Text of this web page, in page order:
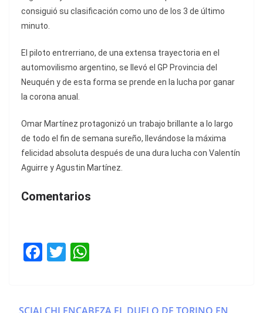
consiguió su clasificación como uno de los 3 de último
minuto.
El piloto entrerriano, de una extensa trayectoria en el
automovilismo argentino, se llevó el GP Provincia del
Neuquén y de esta forma se prende en la lucha por ganar
la corona anual.
Omar Martínez protagonizó un trabajo brillante a lo largo
de todo el fin de semana sureño, llevándose la máxima
felicidad absoluta después de una dura lucha con Valentín
Aguirre y Agustin Martínez.
Comentarios
F T